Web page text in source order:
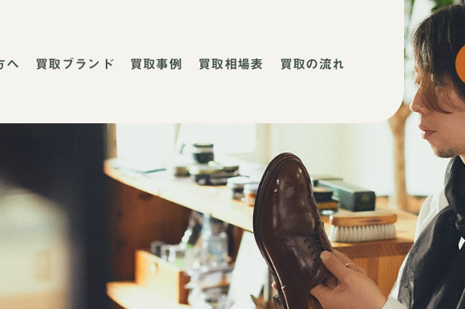
へ 買取ブランド 買取事例 買取相場表 買取の流れ
ネ